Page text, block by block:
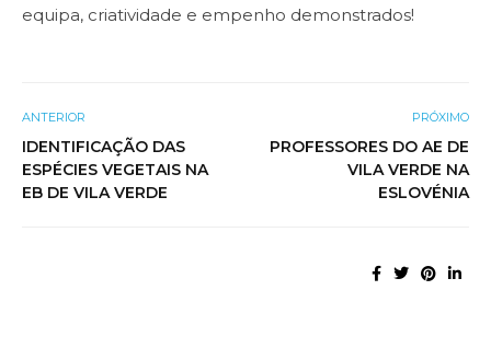
equipa, criatividade e empenho demonstrados!
ANTERIOR
IDENTIFICAÇÃO DAS
ESPÉCIES VEGETAIS NA
EB DE VILA VERDE
PRÓXIMO
PROFESSORES DO AE DE
VILA VERDE NA
ESLOVÉNIA